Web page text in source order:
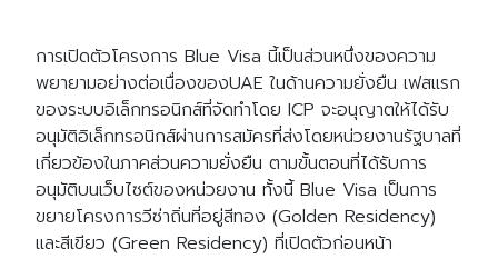
การเปิดตัวโครงการ Blue Visa นี้เป็นส่วนหนึ่งของความ
พยายามอย่างต่อเนื่องของUAE ในด้านความยั่งยืน เฟสแรก
ของระบบอิเล็กทรอนิกส์ที่จัดทำโดย ICP จะอนุญาตให้ได้รับ
อนุมัติอิเล็กทรอนิกส์ผ่านการสมัครที่ส่งโดยหน่วยงานรัฐบาลที่
เกี่ยวข้องในภาคส่วนความยั่งยืน ตามขั้นตอนที่ได้รับการ
อนุมัติบนเว็บไซต์ของหน่วยงาน ทั้งนี้ Blue Visa เป็นการ
ขยายโครงการวีซ่าถิ่นที่อยู่สีทอง (Golden Residency)
และสีเขียว (Green Residency) ที่เปิดตัวก่อนหน้า